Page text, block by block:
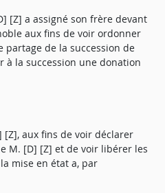
[Z] a assigné son frère devant
aux fins de voir ordonner
partage de la succession de
la succession une donation
aux fins de voir déclarer
M. [D] [Z] et de voir libérer les
mise en état a, par